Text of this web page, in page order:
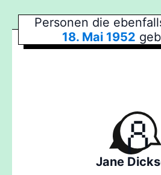
Personen die
18. Mai 1952
Jane